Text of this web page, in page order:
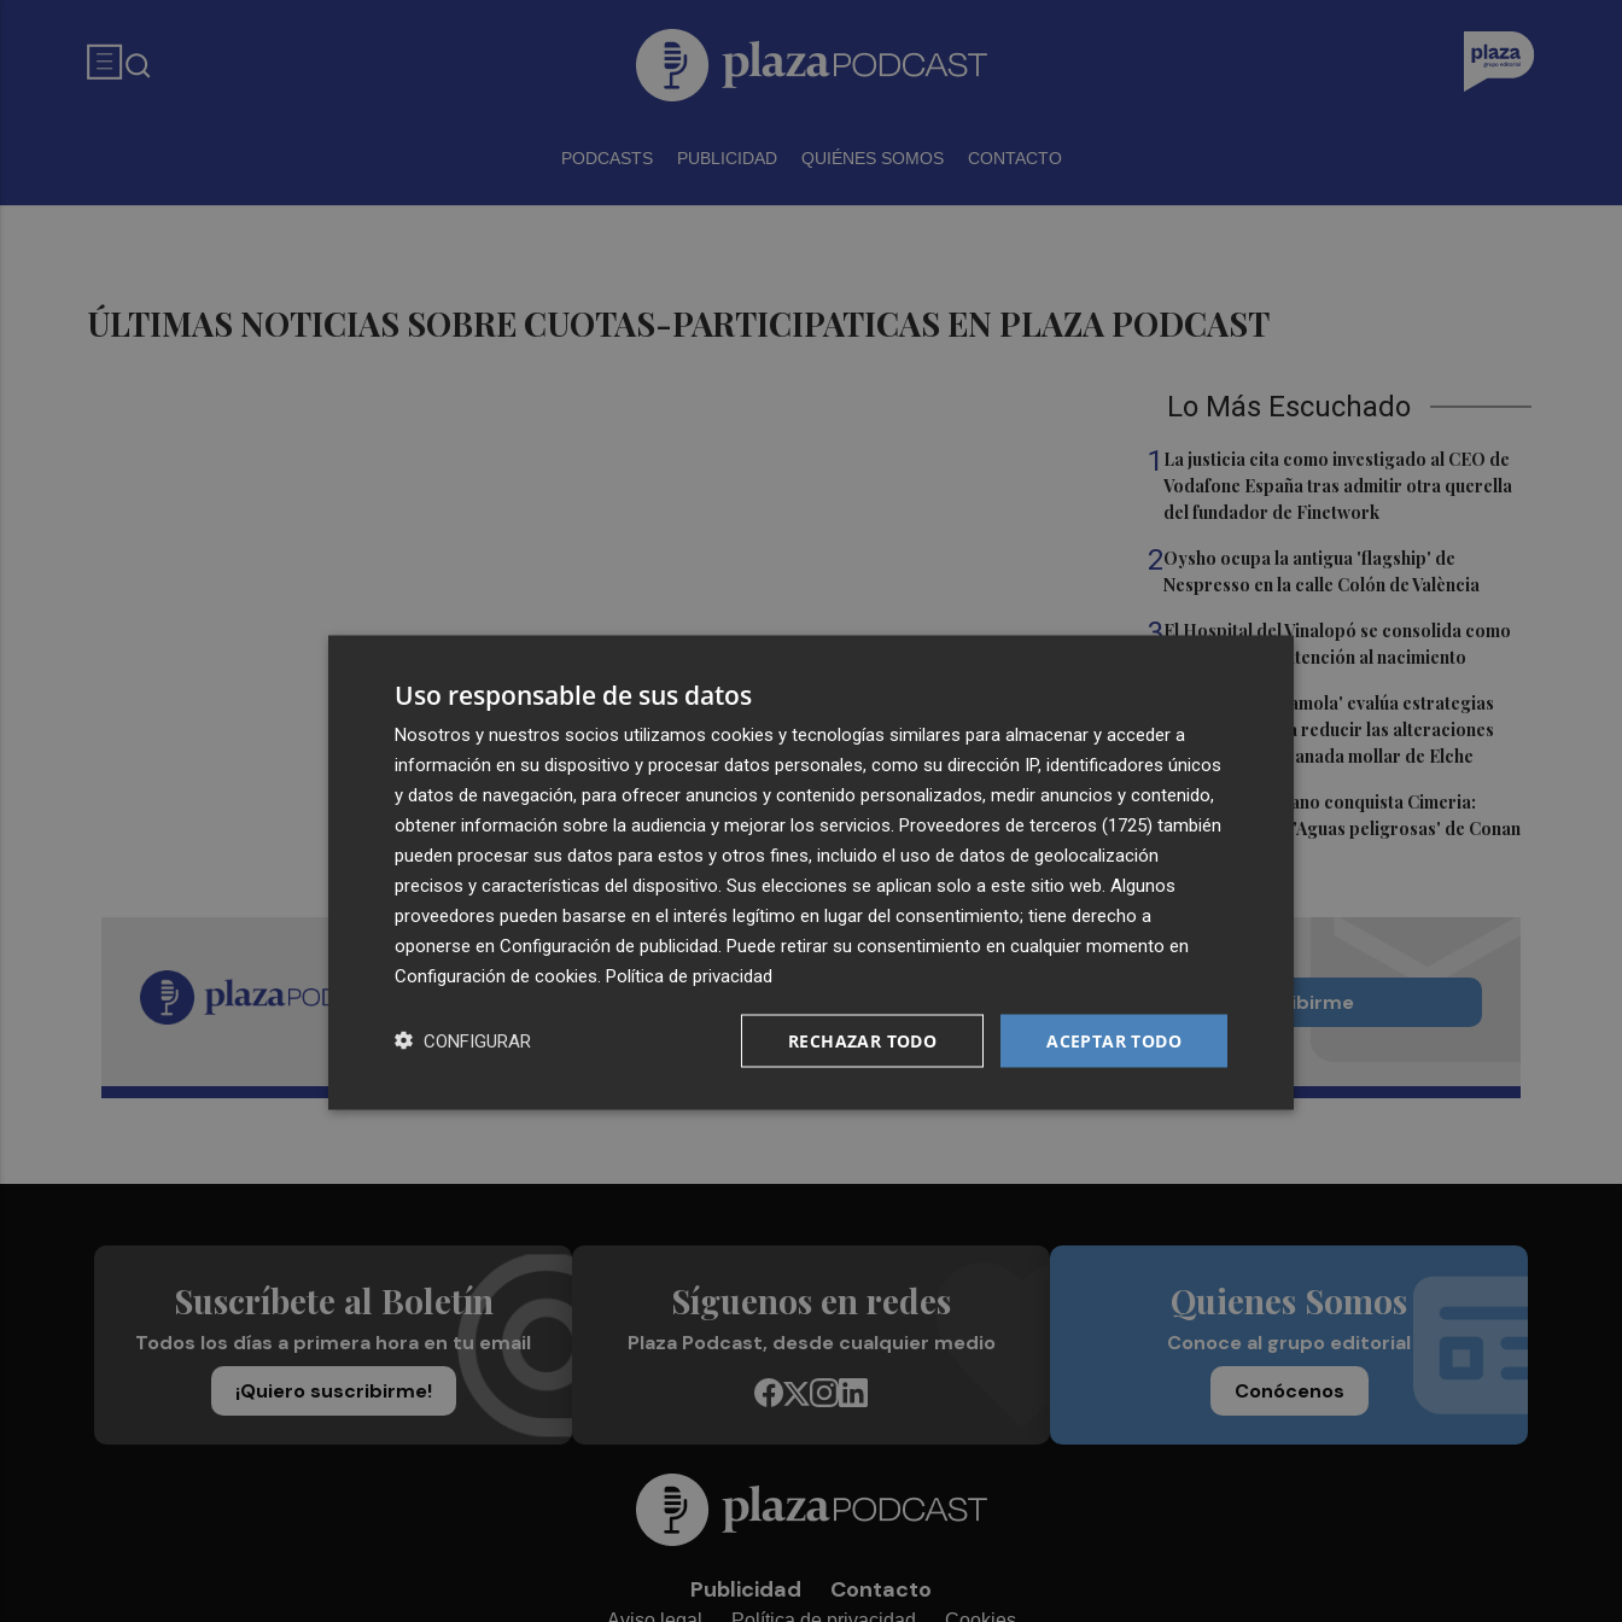
PODCASTS PUBLICIDAD QUIÉNES SOMOS CONTACTO
ÚLTIMAS NOTICIAS SOBRE CUOTAS-PARTICIPATICAS EN PLAZA PODCAST
Lo Más Escuchado
1 La justicia cita como investigado al CEO de
Vodafone España tras admitir otra querella
del fundador de Finetwork
2Oysho ocupa la antigua 'flagship' de
Nespresso en la calle Colón de València
3El Hospital del Vinalopó se consolida como
referente en la atención al nacimiento
El proyecto 'Gramola' evalúa estrategias
sostenibles para reducir las alteraciones
internas de la granada mollar de Elche
5El talento murciano conquista Cimeria:
Dagnino ilustra 'Aguas peligrosas' de Conan
Recibe toda la actualidad de
Plaza Podcast en tu correo
Quiero suscribirme
Suscríbete al Boletín
Todos los días a primera hora en tu email
¡Quiero suscribirme!
Síguenos en redes
Plaza Podcast, desde cualquier medio
Quienes Somos
Conoce al grupo editorial
Conócenos
Publicidad Contacto
Uso responsable de sus datos
Nosotros y nuestros socios utilizamos cookies y tecnologías similares para almacenar y acceder a
información en su dispositivo y procesar datos personales, como su dirección IP, identificadores únicos
y datos de navegación, para ofrecer anuncios y contenido personalizados, medir anuncios y contenido,
obtener información sobre la audiencia y mejorar los servicios. Proveedores de terceros (1725) también
pueden procesar sus datos para estos y otros fines, incluido el uso de datos de geolocalización
precisos y características del dispositivo. Sus elecciones se aplican solo a este sitio web. Algunos
proveedores pueden basarse en el interés legítimo en lugar del consentimiento; tiene derecho a
oponerse en Configuración de publicidad . Puede retirar su consentimiento en cualquier momento en
Configuración de cookies Política de privacidad
ACEPTAR TODO
RECHAZAR TODO
CONFIGURAR